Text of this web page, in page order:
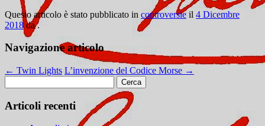
Questo articolo è stato pubblicato in controversieil 4 Dicembre
2018da.
Navigazione articolo
← Twin Lights L’invenzione del Codice Morse →
per:
Articoli recenti